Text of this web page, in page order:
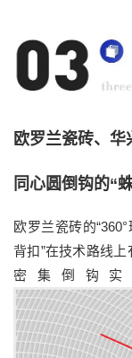
欧罗兰瓷砖、华
同心圆倒钩的“
欧罗兰瓷砖的“360°
背扣”在技术路线上
密集倒钩